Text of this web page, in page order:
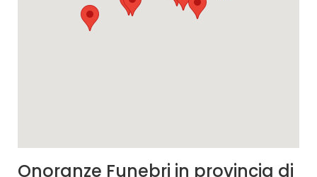
Onoranze Funebri in provincia di